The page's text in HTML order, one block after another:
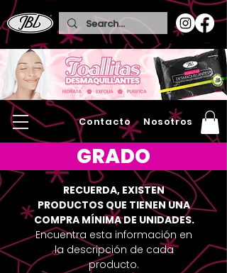
Contacto Nosotros
GRADO
RECUERDA, EXISTEN
PRODUCTOS QUE TIENEN UNA
COMPRA MÍNIMA DE UNIDADES.
Encuentra esta información en
la descripción de cada
producto.